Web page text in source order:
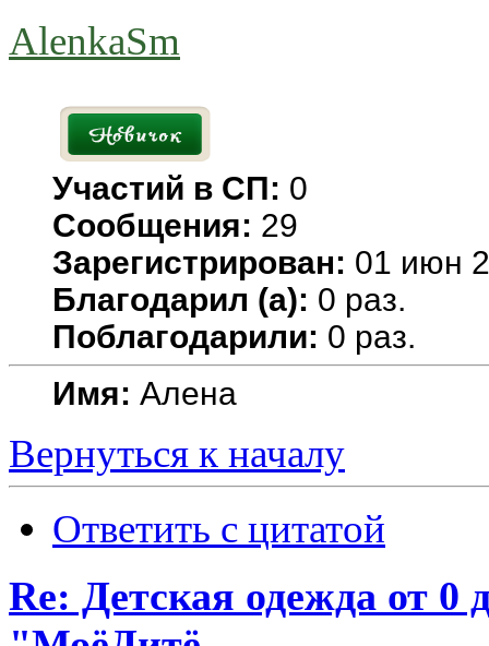
AlenkaSm
Участий в СП: 0
Сообщения: 29
Зарегистрирован: 01 июн
Благодарил (а): 0 раз.
Поблагодарили: 0 раз.
Имя: Алена
Вернуться к началу
Ответить с цитатой
Re: Детская одежда от